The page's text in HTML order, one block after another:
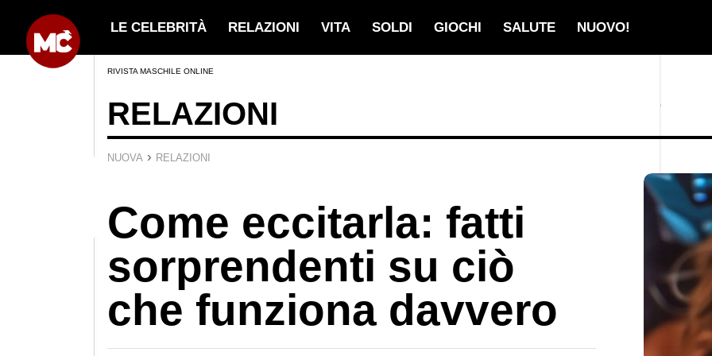
LE CELEBRITÀ RELAZIONI VITA SOLDI GIOCHI SALUTE NUOVO!
RIVISTA MASCHILE ONLINE
RELAZIONI
NUOVA › RELAZIONI
Come eccitarla: fatti
sorprendenti su ciò
che funziona davvero